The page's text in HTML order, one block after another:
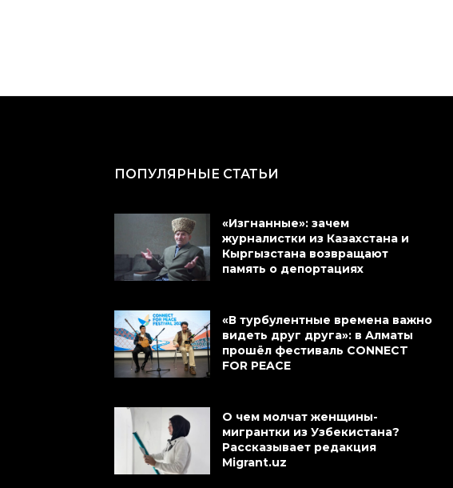
ПОПУЛЯРНЫЕ СТАТЬИ
«Изгнанные»: зачем
журналистки из Казахстана и
Кыргызстана возвращают
память о депортациях
«В турбулентные времена важно
видеть друг друга»: в Алматы
прошёл фестиваль CONNECT
FOR PEACE
О чем молчат женщины-
мигрантки из Узбекистана?
Рассказывает редакция
Migrant.uz